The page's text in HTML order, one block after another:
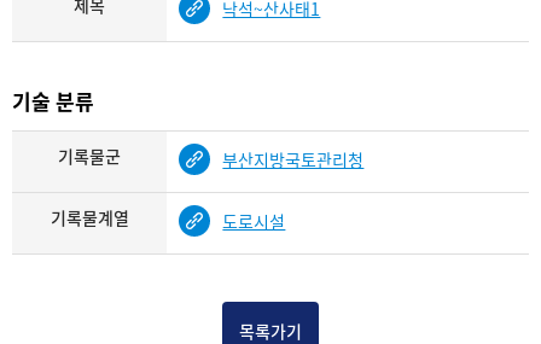
제목 낙석~산사태1
기술 분류
기록물군 부산지방국토관리청
기록물계열 도로시설
목록가기